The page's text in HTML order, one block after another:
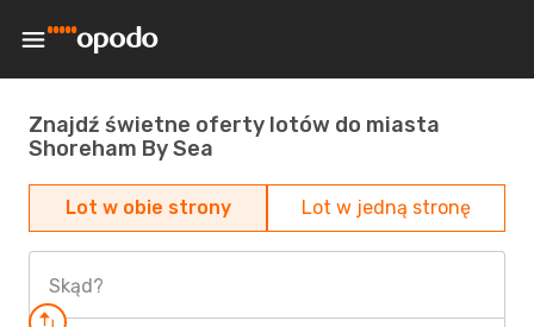
Znajdź świetne oferty lotów do miasta
Shoreham By Sea
Lot w obie strony Lot w jedną stronę
Skąd?